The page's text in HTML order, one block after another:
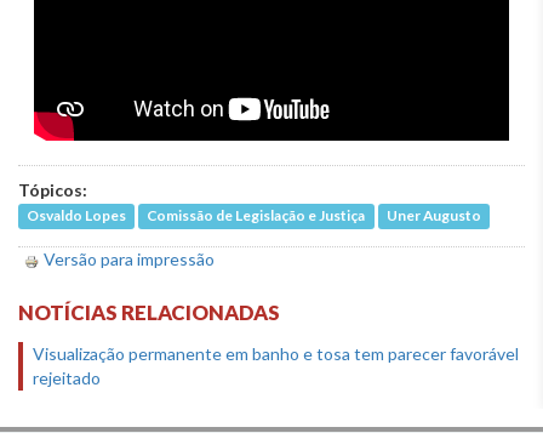
Tópicos:
Osvaldo Lopes Comissão de Legislação e Justiça Uner Augusto
Versão para impressão
NOTÍCIAS RELACIONADAS
Visualização permanente em banho e tosa tem parecer favorável
rejeitado